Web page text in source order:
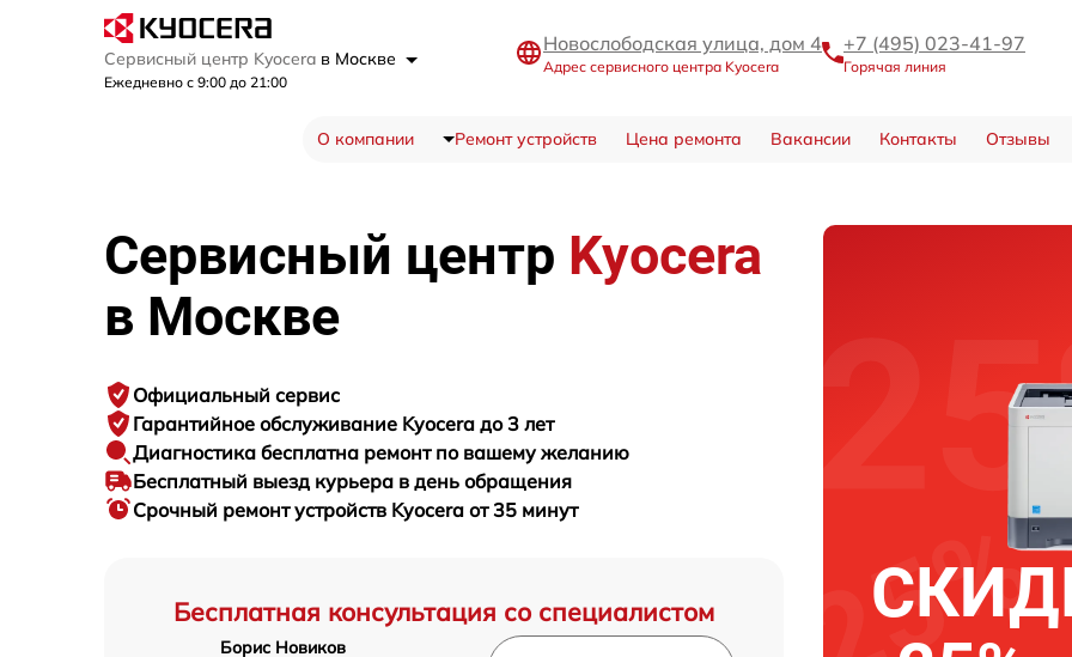
Сервисный центр Kyocera в Москве
Ежедневно с 9:00 до 21:00
Новослободская улица, дом 4
Адрес сервисного центра Kyocera
+7 (495) 023-41-97
Горячая линия
О компании Ремонт устройств Цена ремонта Вакансии Контакты Отзывы
Сервисный центр Kyocera
в Москве
Бесплатная консультация со специалистом
Борис Новиков
Официальный сервис
Гарантийное обслуживание Kyocera до 3 лет
Диагностика бесплатна ремонт по вашему желанию
Бесплатный выезд курьера в день обращения
Срочный ремонтустройств Kyocera от 35 минут